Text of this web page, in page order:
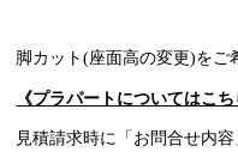
脚カット(座面高の変更)をご
《プラパートについてはこ
見積請求時に「お問合せ内